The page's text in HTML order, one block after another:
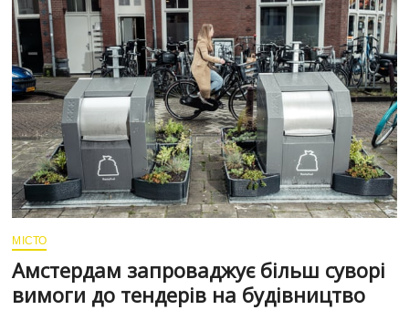
МІСТО
Амстердам запроваджує більш суворі
вимоги до тендерів на будівництво